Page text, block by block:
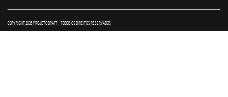
COPYRIGHT 2026 PROJETO DRAFT – TODOS OS DIREITOS RESERVADOS